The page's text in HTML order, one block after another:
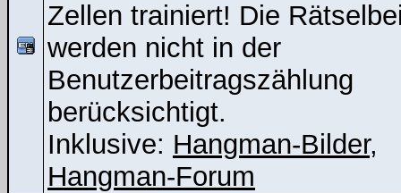
Zellen trainiert! Die
werden nicht in der
Benutzerbeitragszählung
berücksichtigt.
Inklusive: Hangman-Bilder,
Hangman-Forum